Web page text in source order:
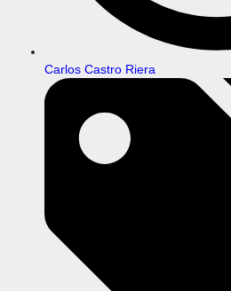
Carlos Castro Riera